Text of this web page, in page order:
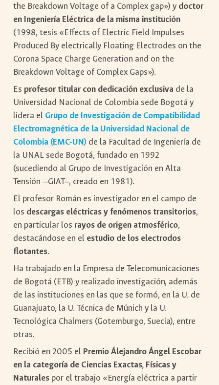
the Breakdown Voltage of a Complex gap») y doctor
en Ingeniería Eléctrica de la misma institución
(1998, tesis «Effects of Electric Field Impulses
Produced By electrically Floating Electrodes on the
Corona Space Charge Generation and on the
Breakdown Voltage of Complex Gaps»).
Es profesor titular con dedicación exclusiva de la
Universidad Nacional de Colombia sede Bogotá y
lidera el Grupo de Investigación de Compatibilidad
Electromagnética de la Universidad Nacional de
Colombia (EMC-UN) de la Facultad de Ingeniería de
la UNAL sede Bogotá, fundado en 1992
(sucediendo al Grupo de Investigación en Alta
Tensión —GIAT—, creado en 1981).
El profesor Román es investigador en el campo de
los descargas eléctricas y fenómenos transitorios,
en particular los rayos de origen atmosférico,
destacándose en el estudio de los electrodos
flotantes.
Ha trabajado en la Empresa de Telecomunicaciones
de Bogotá (ETB) y realizado investigación, además
de las instituciones en las que se formó, en la U. de
Guanajuato, la U. Técnica de Múnich y la U.
Tecnológica Chalmers (Gotemburgo, Suecia), entre
otras.
Recibió en 2005 el Premio Álejandro Ángel Escobar
en la categoría de Ciencias Exactas, Físicas y
Naturales por el trabajo «Energía eléctrica a partir